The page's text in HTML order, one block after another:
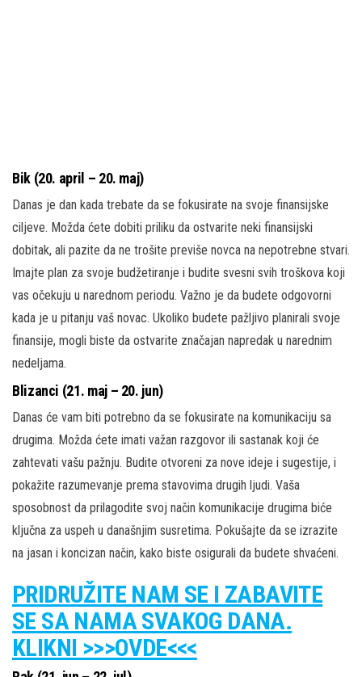
Bik (20. april – 20. maj)
Danas je dan kada trebate da se fokusirate na svoje finansijske
ciljeve. Možda ćete dobiti priliku da ostvarite neki finansijski
dobitak, ali pazite da ne trošite previše novca na nepotrebne stvari.
Imajte plan za svoje budžetiranje i budite svesni svih troškova koji
vas očekuju u narednom periodu. Važno je da budete odgovorni
kada je u pitanju vaš novac. Ukoliko budete pažljivo planirali svoje
finansije, mogli biste da ostvarite značajan napredak u narednim
nedeljama.
Blizanci (21. maj – 20. jun)
Danas će vam biti potrebno da se fokusirate na komunikaciju sa
drugima. Možda ćete imati važan razgovor ili sastanak koji će
zahtevati vašu pažnju. Budite otvoreni za nove ideje i sugestije, i
pokažite razumevanje prema stavovima drugih ljudi. Vaša
sposobnost da prilagodite svoj način komunikacije drugima biće
ključna za uspeh u današnjim susretima. Pokušajte da se izrazite
na jasan i koncizan način, kako biste osigurali da budete shvaćeni.
PRIDRUŽITE NAM SE I ZABAVITE
SE SA NAMA SVAKOG DANA.
KLIKNI >>>OVDE<<<